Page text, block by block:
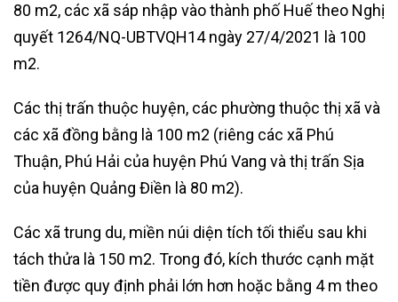
80 m2, các xã sáp nhập vào thành phố Huế theo Nghị
quyết 1264/NQ-UBTVQH14 ngày 27/4/2021 là 100
m2.
Các thị trấn thuộc huyện, các phường thuộc thị xã và
các xã đồng bằng là 100 m2 (riêng các xã Phú
Thuận, Phú Hải của huyện Phú Vang và thị trấn Sịa
của huyện Quảng Điền là 80 m2).
Các xã trung du, miền núi diện tích tối thiểu sau khi
tách thửa là 150 m2. Trong đó, kích thước cạnh mặt
tiền được quy định phải lớn hơn hoặc bằng 4 m theo